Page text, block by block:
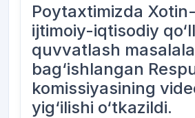
Poytaxtimizda
ijtimoiy-iqtisodiy
quvvatlash
bag‘ishlangan
komissiyasining
yig‘ilishi o‘tkazildi.